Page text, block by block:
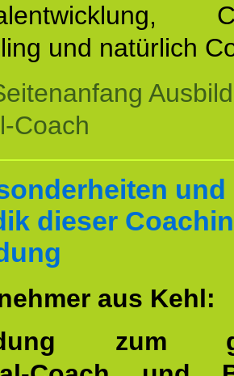
und natürlich
Coach
und
dieser
aus Kehl:
zum